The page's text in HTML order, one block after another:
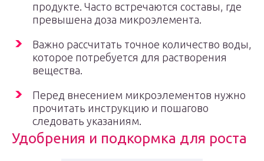
продукте. Часто встречаются составы, где
превышена доза микроэлемента.
Важно рассчитать точное количество воды,
которое потребуется для растворения
вещества.
Перед внесением микроэлементов нужно
прочитать инструкцию и пошагово
следовать указаниям.
Удобрения и подкормка для роста